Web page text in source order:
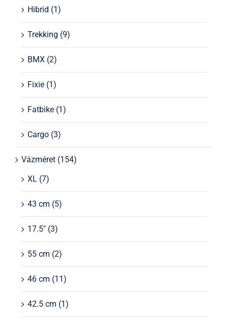
Hibrid (1)
Trekking (9)
BMX (2)
Fixie (1)
Fatbike (1)
Cargo (3)
Vázméret (154)
XL (7)
43 cm (5)
17.5" (3)
55 cm (2)
46 cm (11)
42.5 cm (1)